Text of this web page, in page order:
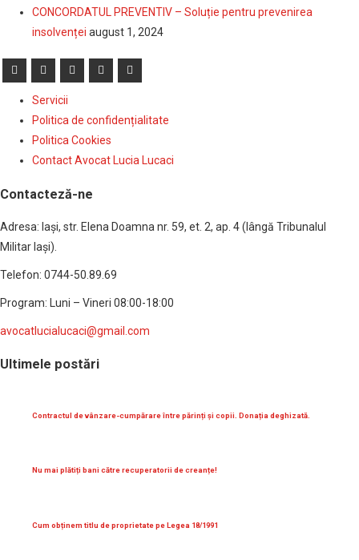
CONCORDATUL PREVENTIV – Soluție pentru prevenirea
insolvenței august 1, 2024
Servicii
Politica de confidențialitate
Politica Cookies
Contact Avocat Lucia Lucaci
Contacteză-ne
Adresa: Iaşi, str. Elena Doamna nr. 59, et. 2, ap. 4 (lângă Tribunalul
Militar Iaşi).
Telefon: 0744-50.89.69
Program: Luni – Vineri 08:00-18:00
avocatlucialucaci@gmail.com
Ultimele postări
Contractul de vânzare-cumpărare între părinți și copii. Donația deghizată.
Nu mai plătiți bani către recuperatorii de creanțe!
Cum obținem titlu de proprietate pe Legea 18/1991